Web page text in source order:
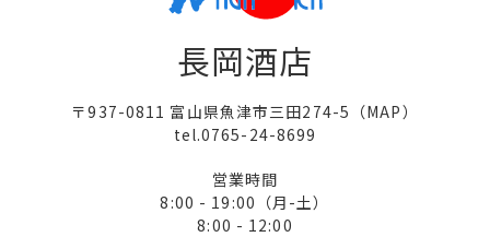
長岡酒店
〒937-0811 富山県魚津市三田274-5（MAP）
tel.0765-24-8699
営業時間
8:00 - 19:00（月-土）
8:00 - 12:00